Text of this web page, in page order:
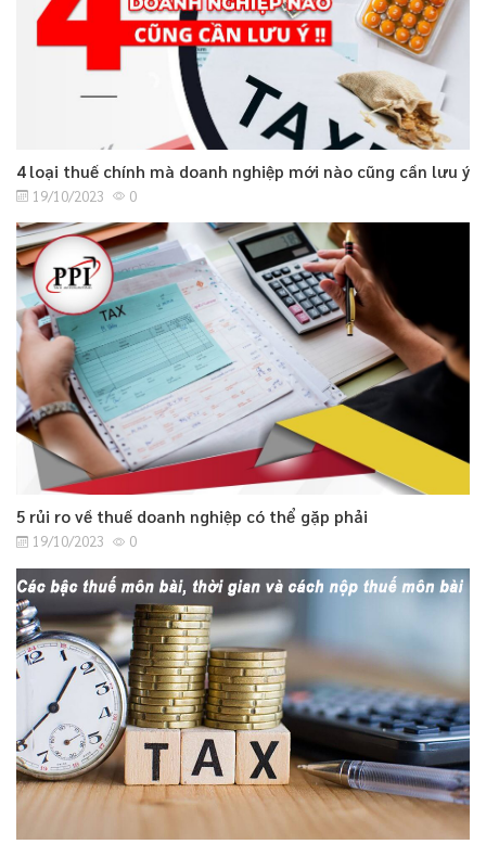
4 loại thuế chính mà doanh nghiệp mới nào cũng cần lưu ý
19/10/2023 0
5 rủi ro về thuế doanh nghiệp có thể gặp phải
19/10/2023 0